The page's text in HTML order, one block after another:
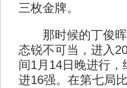
三枚金牌。
那时候的丁俊晖
态锐不可当，进入
间1月14日晚进行
进16强。在第七局